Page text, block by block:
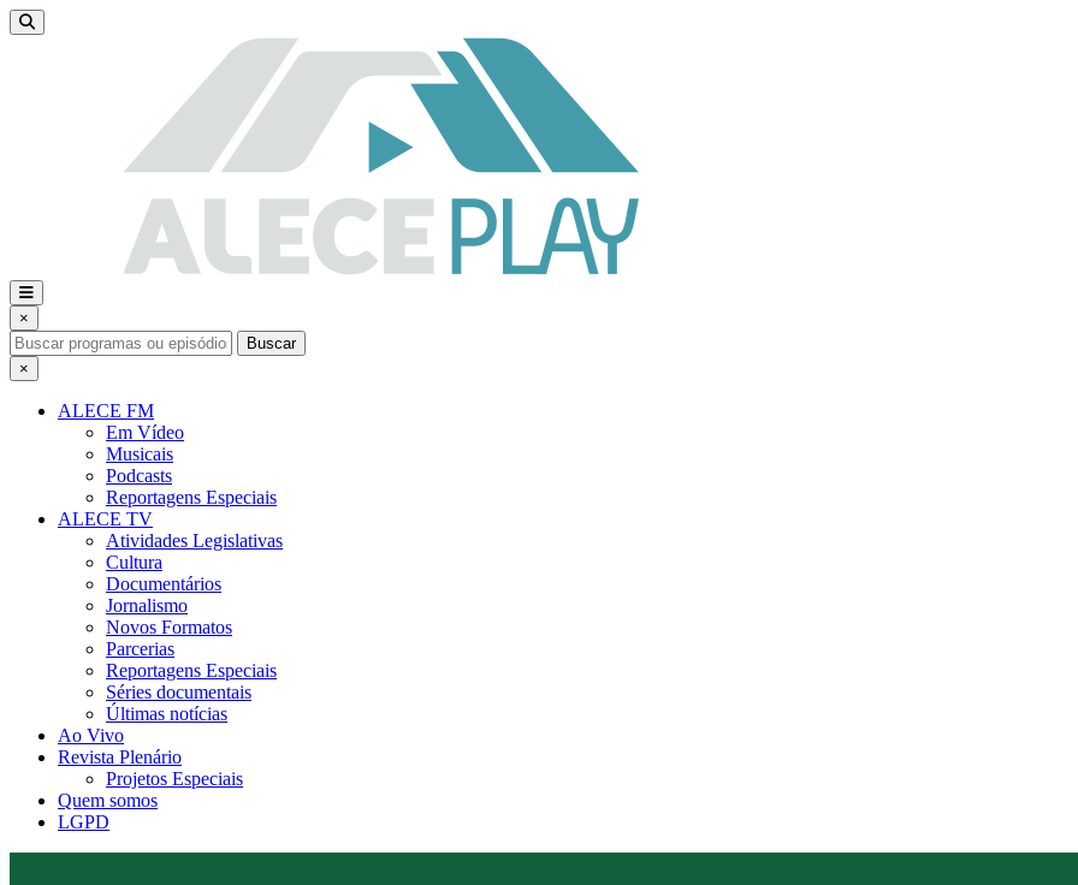
×
Buscar
×
ALECE FM
Em Vídeo
Musicais
Podcasts
Reportagens Especiais
ALECE TV
Atividades Legislativas
Cultura
Documentários
Jornalismo
Novos Formatos
Parcerias
Reportagens Especiais
Séries documentais
Últimas notícias
Ao Vivo
Revista Plenário
Projetos Especiais
Quem somos
LGPD